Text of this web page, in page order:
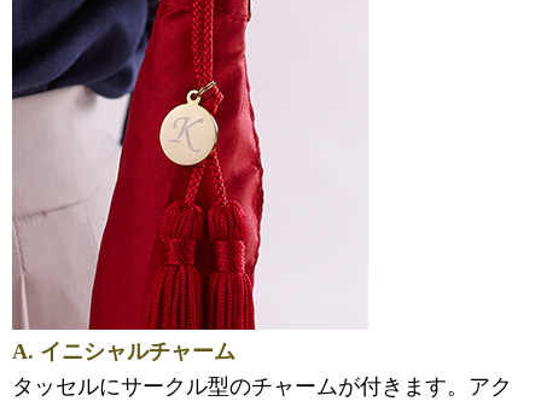
A. イニシャルチャーム
タッセルにサークル型のチャームが付きます。アク